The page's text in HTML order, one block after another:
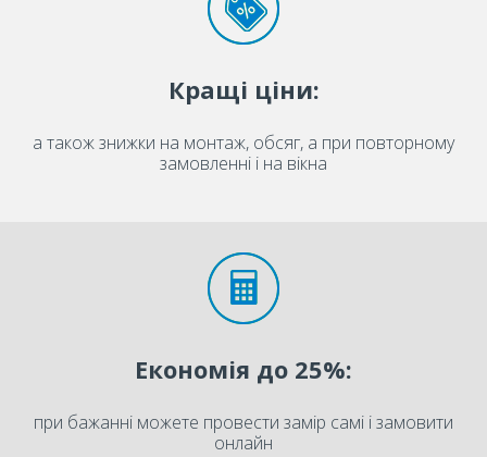
Кращі ціни:
а також знижки на монтаж, обсяг, а при повторному
замовленні і на вікна
Економія до 25%:
при бажанні можете провести замір самі і замовити
онлайн